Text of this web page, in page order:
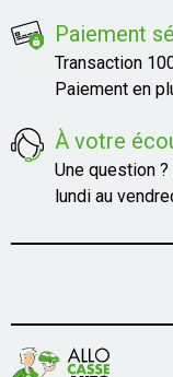
Paiement
Transaction
Paiement en
À votre
Une question
lundi au